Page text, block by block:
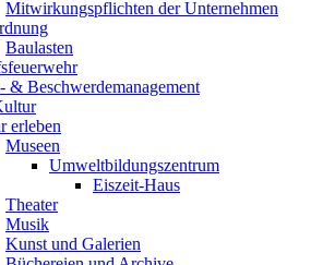
Mitwirkungspflichten der Unternehmen
Baulasten
& Beschwerdemanagement
erleben
Museen
Umweltbildungszentrum
Eiszeit-Haus
Theater
Musik
Kunst und Galerien